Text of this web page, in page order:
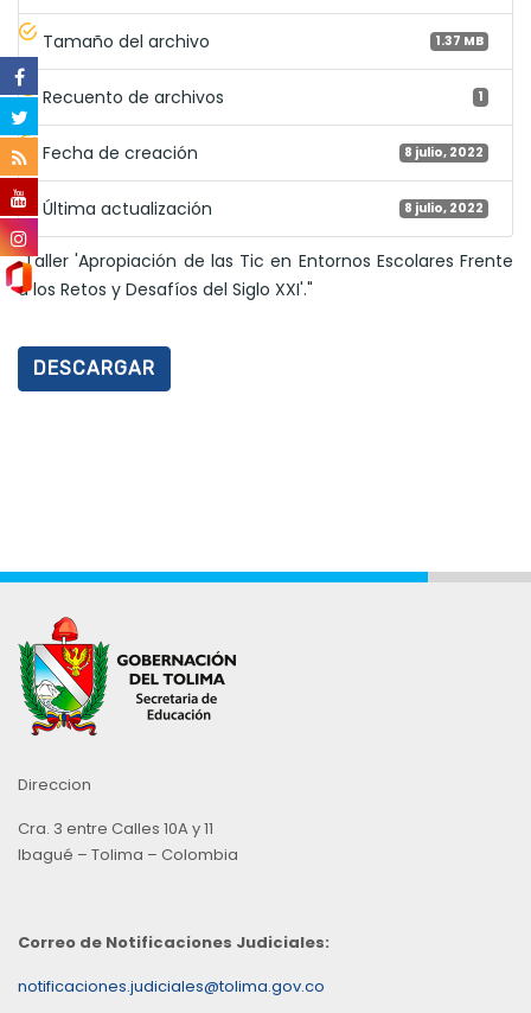
Tamaño del archivo 1.37 MB
Recuento de archivos 1
Fecha de creación 8 julio, 2022
Última actualización 8 julio, 2022
"Taller 'Apropiación de las Tic en Entornos Escolares Frente
a los Retos y Desafíos del Siglo XXI'."
DESCARGAR
Direccion
Cra. 3 entre Calles 10A y 11
Ibagué – Tolima – Colombia
Correo de Notificaciones Judiciales:
notificaciones.judiciales@tolima.gov.co